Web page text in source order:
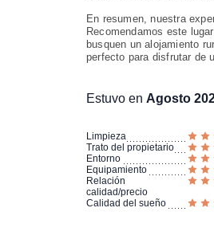
En resumen, nuestra
Recomendamos este
busquen un alojamiento
perfecto para disfrutar de
Estuvo en Agosto
Limpieza
Trato del propietario
Entorno
Equipamiento
Relación
calidad/precio
Calidad del sueño